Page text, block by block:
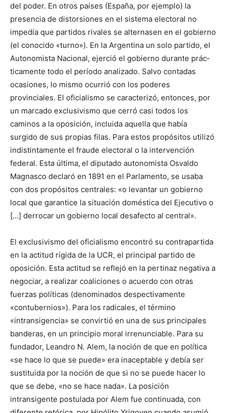
del poder. En otros paí­ses (España, por ejemplo) la
presencia de distorsiones en el sis­tema electoral no
impedía que partidos rivales se alternasen en el gobierno
(el conocido «turno»). En la Argentina un solo par­tido, el
Autonomista Nacional, ejerció el gobierno durante prác­
ticamente todo el período analizado. Salvo contadas
ocasiones, lo mismo ocurrió con los poderes
provinciales. El oficialismo se caracterizó, entonces, por
un marcado exclusivismo que cerró casi todos los
caminos a la oposición, incluida aquella que había
surgido de sus propias filas. Para estos propósitos utilizó
indistin­tamente el fraude electoral o la intervención
federal. Esta última, el diputado autonomista Osvaldo
Magnasco declaró en 1891 en el Parlamento, se usaba
con dos propósitos centrales: «o levantar un gobierno
local que garantice la situación doméstica del Ejecutivo o
[…] derrocar un gobierno local desafecto al central».
El exclusivismo del oficialismo encontró su contrapartida
en la actitud rígida de la UCR, el principal partido de
oposición. Esta actitud se reflejó en la pertinaz negativa a
negociar, a realizar coaliciones o acuerdo con otras
fuerzas políticas (denominados despectivamente
«contubernios»). Para los radicales, el término
«intransigencia» se convirtió en una de sus principales
banderas, en un principio moral irrenunciable. Para su
fundador, Leandro N. Alem, la noción de que en política
«se hace lo que se puede» era inaceptable y debía ser
sustituida por la noción de que si no se puede hacer lo
que se debe, «no se hace nada». La posición
intransigente postulada por Alem fue continuada, con